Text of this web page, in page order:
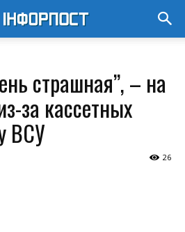
страшная”, – на
за кассетных
ВСУ
26